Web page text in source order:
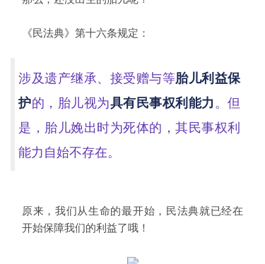
《民法典》第十六条规定：
涉及遗产继承、接受赠与等胎儿利益保
护的，胎儿视为具有民事权利能力 。但
是，胎儿娩出时为死体的，其民事权利
能力自始不存在。
原来，我们从生命的最开始，民法典就已经在
开始保障我们的利益了哦！